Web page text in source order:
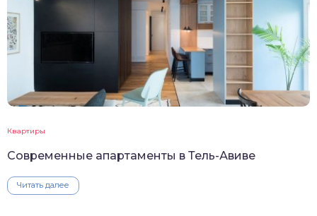
Квартиры
Современные апартаменты в Тель-Авиве
Читать далее